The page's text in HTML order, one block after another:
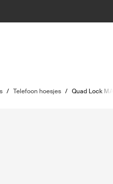
/ Telefoon hoesjes / Quad Lock